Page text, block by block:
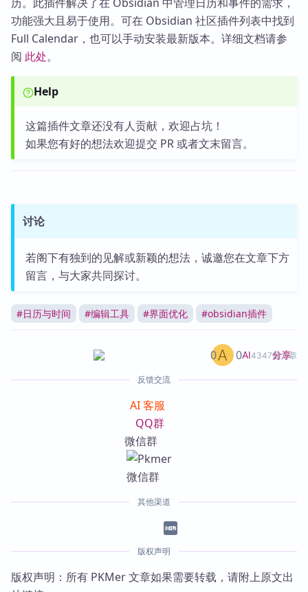
功能强大且易于使用。可在 Obsidian 社区插件列表中找到
Full Calendar，也可以手动安装最新版本。详细文档请参
阅 此处。
Help
这篇插件文章还没有人贡献，欢迎占坑！
如果您有好的想法欢迎提交 PR 或者文末留言。
讨论
若阁下有独到的见解或新颖的想法，诚邀您在文章下方
留言，与大家共同探讨。
#日历与时间 #编辑工具 #界面优化 #obsidian插件
AI4347篇文章
0 0 分享
反馈交流
AI 客服
QQ群
微信群
其他渠道
版权声明
版权声明：所有 PKMer 文章如果需要转载，请附上原文出